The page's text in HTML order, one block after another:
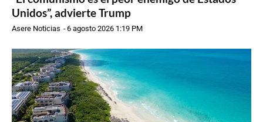
Unidos”, advierte Trump
Asere Noticias -6 agosto 2026 1:19 PM